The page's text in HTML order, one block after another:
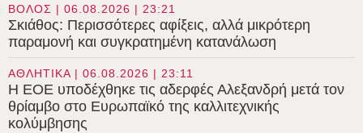
ΒΟΛΟΣ | 06.08.2026 | 23:21
Σκιάθος: Περισσότερες αφίξεις, αλλά μικρότερη
παραμονή και συγκρατημένη κατανάλωση
ΑΘΛΗΤΙΚΑ | 06.08.2026 | 23:11
Η ΕΟΕ υποδέχθηκε τις αδερφές Αλεξανδρή μετά τον
θρίαμβο στο Ευρωπαϊκό της καλλιτεχνικής
κολύμβησης